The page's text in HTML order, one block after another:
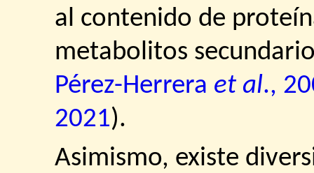
al contenido de
metabolitos
Pérez-Herrera et al.,
2021).
Asimismo, existe